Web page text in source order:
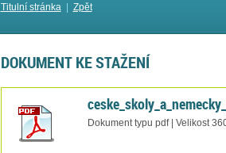
Titulní stránka| Zpět
DOKUMENT KE STAŽENÍ
Dokument typu pdf | Velikost